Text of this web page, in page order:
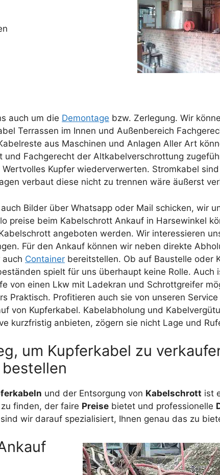
auch um die Demontage bzw. Zerlegung. Wir
Terrassen im Innen und Außenbereich
aus Maschinen und Anlagen Aller Art
und Fachgerecht der Altkabelverschrottung
Kupfer wiederverwerten. Stromkabel
verbaut diese nicht zu trennen wäre äußerst
Bilder über Whatsapp oder Mail schicken, wir
preise beim Kabelschrott Ankauf in Harsewinkel
angeboten werden. Wir interessieren
Für den Ankauf können wir neben direkte
Container bereitstellen. Ob auf Baustelle oder
spielt für uns überhaupt keine Rolle. Auch
von einen Lkw mit Ladekran und Schrottgreifer
Praktisch. Profitieren auch sie von unseren
von Kupferkabel. Kabelabholung und
kurzfristig anbieten, zögern sie nicht Lage und
um Kupferkabel zu
und der Entsorgung von Kabelschrott ist
finden, der faire Preise bietet und professionelle
wir darauf spezialisiert, Ihnen genau das zu